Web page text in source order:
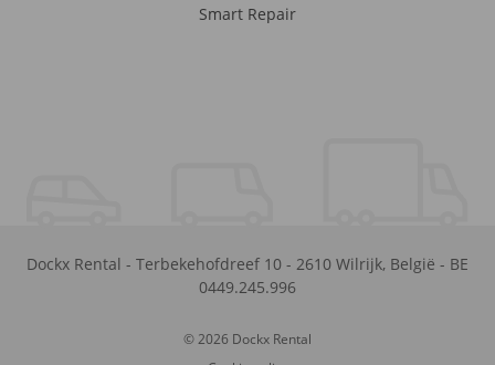
Smart Repair
Dockx Rental - Terbekehofdreef 10 - 2610 Wilrijk, België - BE
0449.245.996
© 2026 Dockx Rental